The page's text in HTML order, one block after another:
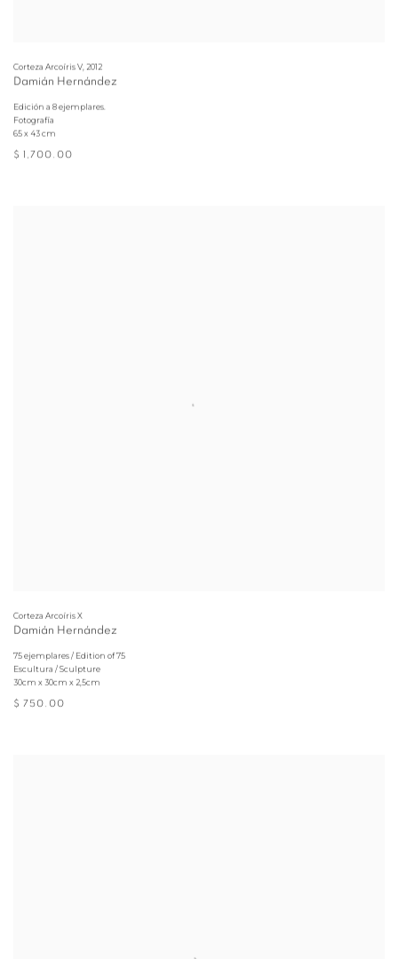
Corteza Arcoíris V, 2012
Damián Hernández
Edición a 8 ejemplares.
Fotografía
65 x 43 cm
$ 1,700.00
Corteza Arcoíris X
Damián Hernández
75 ejemplares / Edition of 75
Escultura / Sculpture
30cm x 30cm x 2,5cm
$ 750.00